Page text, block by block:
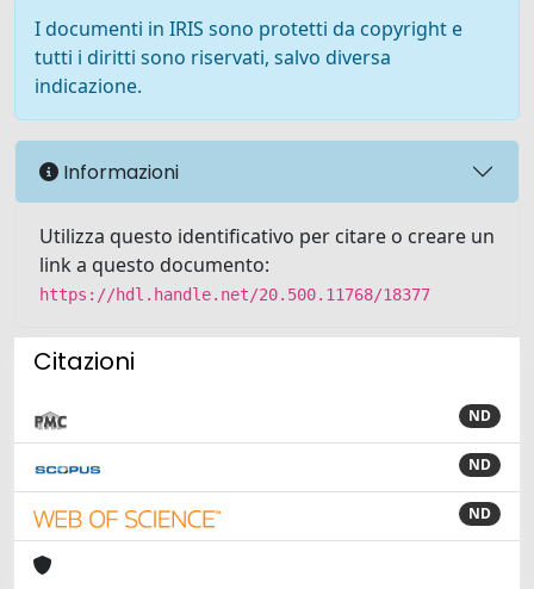
I documenti in IRIS sono protetti da copyright e
tutti i diritti sono riservati, salvo diversa
indicazione.
Informazioni
Utilizza questo identificativo per citare o creare un
link a questo documento:
https://hdl.handle.net/20.500.11768/18377
Citazioni
ND
ND
ND